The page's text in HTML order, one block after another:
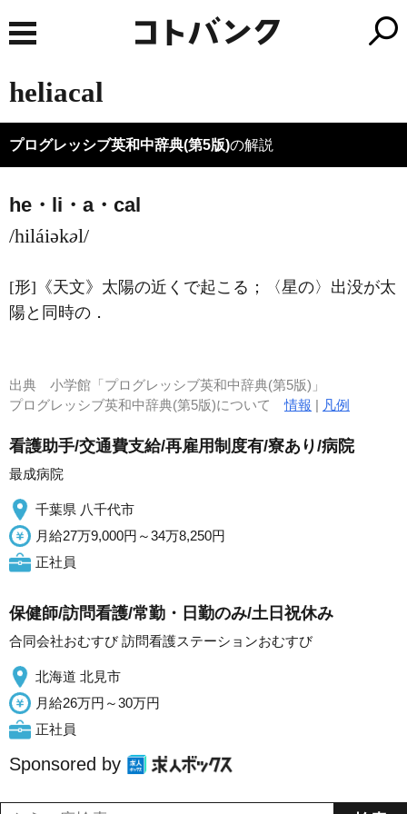
heliacal
プログレッシブ英和中辞典(第5版)の解説
he・li・a・cal
/hiláiəkəl/
[形] 《天文》 太陽の近くで起こる；〈星の〉出没が太
陽と同時の ．
出典 小学館「プログレッシブ英和中辞典(第5版)」
プログレッシブ英和中辞典(第5版)について情報 | 凡例
看護助手/交通費支給/再雇用制度有/寮あり/病院
最成病院
千葉県 八千代市
月給27万9,000円～34万8,250円
正社員
保健師/訪問看護/常勤・日勤のみ/土日祝休み
合同会社おむすび 訪問看護ステーションおむすび
北海道 北見市
月給26万円～30万円
正社員
Sponsored by